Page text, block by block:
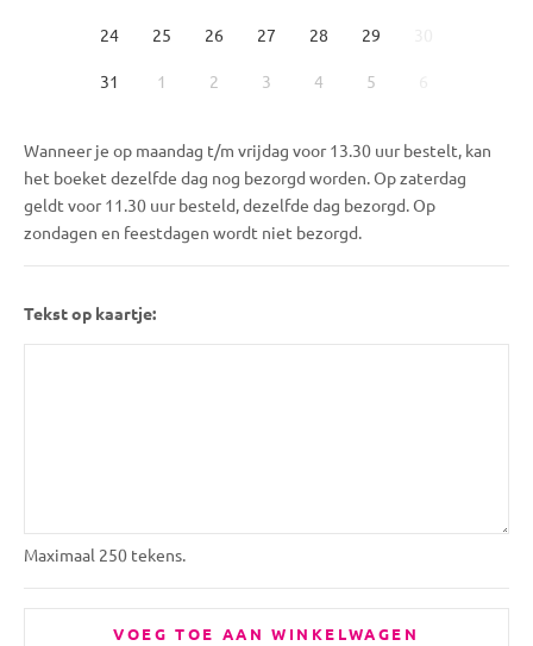
24 25 26 27 28 29
31 1 2 3 4 5
Wanneer je op maandag t/m vrijdag voor 13.30 uur bestelt, kan
het boeket dezelfde dag nog bezorgd worden. Op zaterdag
geldt voor 11.30 uur besteld, dezelfde dag bezorgd. Op
zondagen en feestdagen wordt niet bezorgd.
Tekst op kaartje:
Maximaal 250 tekens.
VOEG TOE AAN WINKELWAGEN